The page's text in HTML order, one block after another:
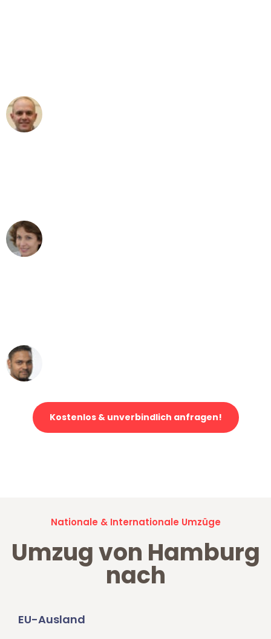
Kostenlos & unverbindlich anfragen!
Nationale & Internationale Umzüge
Umzug von Hamburg
nach
EU-Ausland